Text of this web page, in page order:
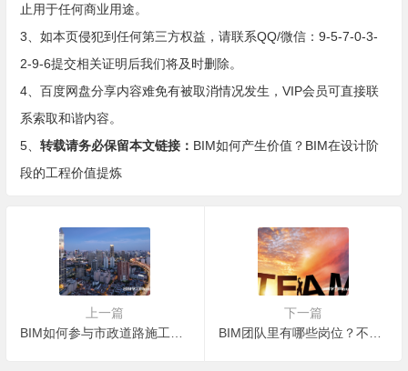
止用于任何商业用途。
3、如本页侵犯到任何第三方权益，请联系QQ/微信：9-5-7-0-3-
2-9-6提交相关证明后我们将及时删除。
4、百度网盘分享内容难免有被取消情况发生，VIP会员可直接联
系索取和谐内容。
5、 转载请务必保留本文链接： BIM如何产生价值？BIM在设计阶
段的工程价值提炼
上一篇
下一篇